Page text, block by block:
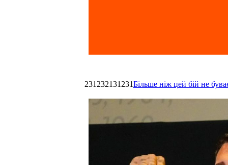
231232131231Більше ніж цей бій не